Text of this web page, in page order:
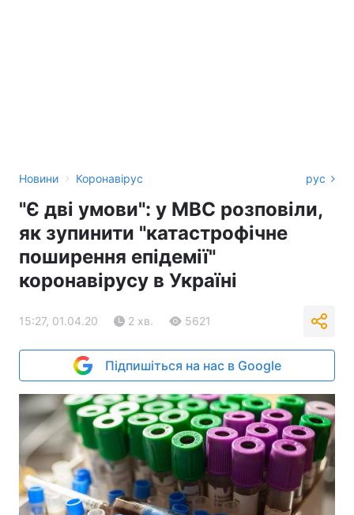
Новини › Коронавірус рус
"Є дві умови": у МВС розповіли,
як зупинити "катастрофічне
поширення епідемії"
коронавірусу в Україні
15:27, 01.04.20 2 хв. 5621
Підпишіться на нас в Google